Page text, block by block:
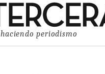
haciendo periodismo